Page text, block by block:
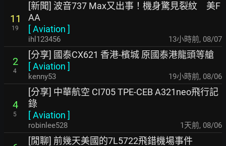
11
19
[新聞] 波音737 Max又出事！機身驚見裂紋 美F
AA
[Aviation ]
ihl123456 13小時前, 08/07
2
4
[分享] 國泰CX621 香港-檳城 原國泰港龍頭等艙
[Aviation ]
kenny53 19小時前, 08/06
4
5
[分享] 中華航空 CI705 TPE-CEB A321neo飛行記
錄
[Aviation ]
robinlee528 1天前, 08/06
[閒聊] 前幾天美國的7L5722飛錯機場事件